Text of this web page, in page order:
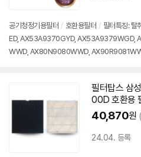
공기청정기용필터 / 호환용필터 / 필터특징: 탈
ED, AX53A9370GYD, AX53A9379WGD,
WWD, AX80N9080WWD,
필터탑스 삼
00D 호환용
40,870원
24.04. 등록